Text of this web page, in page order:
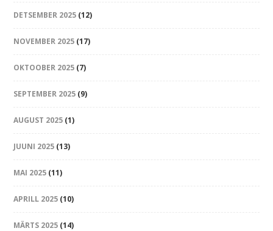
DETSEMBER 2025 (12)
NOVEMBER 2025 (17)
OKTOOBER 2025 (7)
SEPTEMBER 2025 (9)
AUGUST 2025 (1)
JUUNI 2025 (13)
MAI 2025 (11)
APRILL 2025 (10)
MÄRTS 2025 (14)